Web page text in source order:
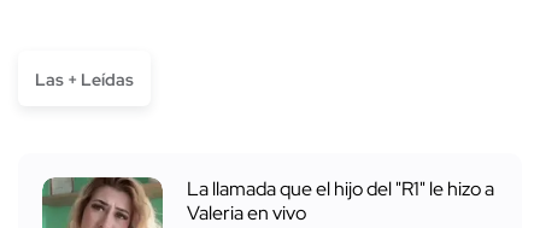
Las + Leídas
La llamada que el hijo del "R1" le hizo a
Valeria en vivo